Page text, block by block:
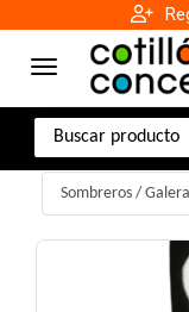
Toggle navigation
Sombreros /